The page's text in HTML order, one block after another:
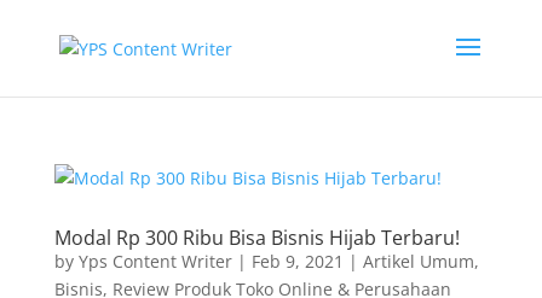
Modal Rp 300 Ribu Bisa Bisnis Hijab Terbaru!
by Yps Content Writer| Feb 9, 2021 | Artikel Umum,
Bisnis, Review Produk Toko Online & Perusahaan